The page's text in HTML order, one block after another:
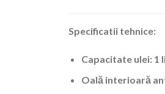
Specificatii tehnice:
Capacitate ulei: 1
Oală interioară